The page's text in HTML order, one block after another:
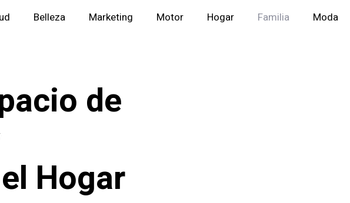
Belleza Marketing Motor Hogar Familia Moda
de
Hogar